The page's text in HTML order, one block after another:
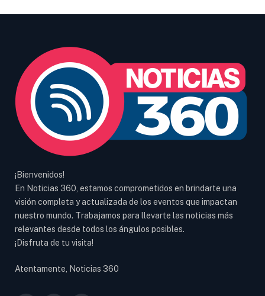
¡Bienvenidos!
En Noticias 360, estamos comprometidos en brindarte una
visión completa y actualizada de los eventos que impactan
nuestro mundo. Trabajamos para llevarte las noticias más
relevantes desde todos los ángulos posibles.
¡Disfruta de tu visita!
Atentamente, Noticias 360